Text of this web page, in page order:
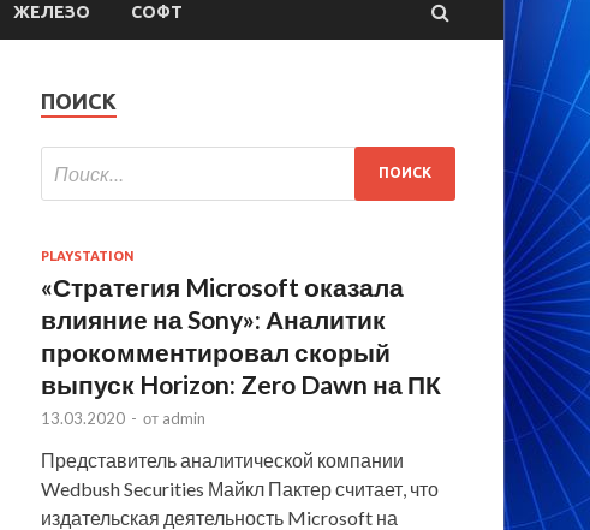
ЖЕЛЕЗО СОФТ
ПОИСК
PLAYSTATION
«Стратегия Microsoft оказала
влияние на Sony»: Аналитик
прокомментировал скорый
выпуск Horizon: Zero Dawn на ПК
13.03.2020 - от admin
Представитель аналитической компании
Wedbush Securities Майкл Пактер считает, что
издательская деятельность Microsoft на